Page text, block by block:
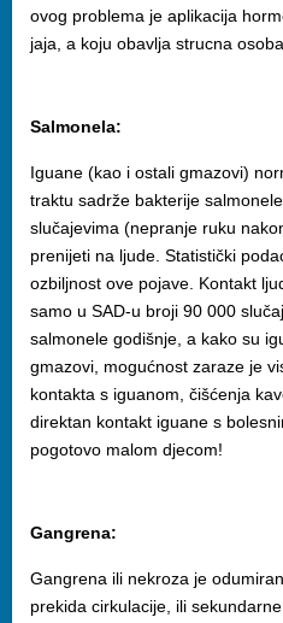
ovog problema je aplikacija
jaja, a koju obavlja strucna
Salmonela:
Iguane (kao i ostali gmazovi)
traktu sadrže bakterije
slučajevima (nepranje ruku
prenijeti na ljude. Statistički
ozbiljnost ove pojave. Kontakt
samo u SAD-u broji 90 000
salmonele godišnje, a kako su
gmazovi, mogućnost zaraze je
kontakta s iguanom, čišćenja
direktan kontakt iguane s
pogotovo malom djecom!
Gangrena:
Gangrena ili nekroza je
prekida cirkulacije, ili